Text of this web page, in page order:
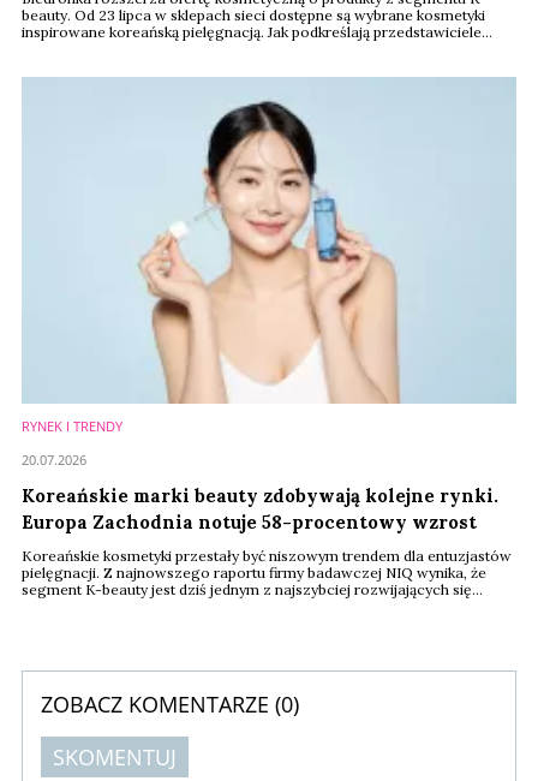
beauty. Od 23 lipca w sklepach sieci dostępne są wybrane kosmetyki
inspirowane koreańską pielęgnacją. Jak podkreślają przedstawiciele
branży beauty.
RYNEK I TRENDY
Koreańskie marki beauty zdobywają kolejne rynki.
Europa Zachodnia notuje 58-procentowy wzrost
Koreańskie kosmetyki przestały być niszowym trendem dla entuzjastów
pielęgnacji. Z najnowszego raportu firmy badawczej NIQ wynika, że
segment K-beauty jest dziś jednym z najszybciej rozwijających się
20.07.2026
ZOBACZ KOMENTARZE (0)
SKOMENTUJ